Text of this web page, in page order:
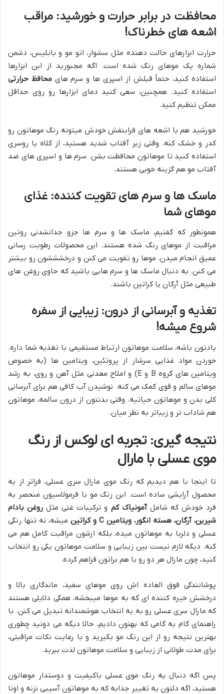
محافظت در برابر حرارت و خورشید: مراقب
اشعه های خطرناک!
حرارت ابزارهای حالت دهنده مثل سشوار، اتو مو و بابلیس، دشمن
شماره یک موهای رنگ شده است. اگه مجبورید از این ابزارها
استفاده کنید، حتماً قبلش از اسپری ها و سرم هایمحافظ حرارتی
استفاده کنید. همچنین، سعی کنید دمای ابزارها رو روی حداقل
ممکن تنظیم کنید.
خورشید هم با اشعه های فرابنفش خودش میتونه رنگ موهاتون رو
کدر و خشک کنه. وقتی زیر آفتاب شدید هستید، از کلاه یا روسری
استفاده کنید تا موهاتون محافظت بشن. سرم ها و اسپری های ضد
آفتاب مو هم گزینه خوبی هستند.
ماسک ها و سرم های تقویت کننده: غذای
موهای شما
همونطور که گفتیم، ماسک ها و سرم ها جزو جدانشدنی روتین
مراقبت از موهای رنگ شده هستند. این محصولات رطوبت رسانی
عمیق انجام میدن، موها رو تقویت می کنن و درخشششون رو بیشتر
می کنن. به دنبال ماسک ها و سرم هایی باشید که حاوی روغن های
طبیعی مثل آرگان یا کراتین باشند.
تغذیه و آبرسانی از درون: زیبایی از سفره
شروع میشه!
یادتون باشه، سلامت موهاتون ارتباط مستقیمی با تغذیه شما داره.
خوردن مواد غذایی سرشار از پروتئین، ویتامین ها (به خصوص
ویتامین های گروه B و E) و املاح معدنی مثل آهن و روی، به رشد
موهای سالم و قوی کمک می کنه. نوشیدن آب کافی هم برای آبرسانی
کلی بدن و موهاتون حیاتیه. وقتی بدنتون از درون سالمه، موهاتون
هم شاداب تر و زیباتر به نظر میان.
نتیجه گیری: تجربه ای لوکس از رنگ
موی عسلی با مارال
تا اینجا با هم دیدیم که رنگ موی مارال سری عسلی، فراتر از یه
محصول آرایشی ساده است. این رنگ مو با فرمولاسیون منحصر به
فرد خودش که شاملآمونیاک کم و ترکیبات غنی مثل روغن بادام
شیرین، آرگان، هسته انگور، ویتامین C و کراتین
میشه، نه تنها رنگی
عسلی و دلربا به موهاتون میده، بلکه ازشون مراقبت کامل هم می
کنه. دیگه لازم نیست بین زیبایی و سلامت موهاتون یکی رو انتخاب
کنید، چون مارال هر دو رو با هم براتون فراهم کرده.
پوشانندگی فوق العاده اش روی موهای سفید، ماندگاری بالا و
درخشش خیره کننده ای که به موها میبخشه، همگی دلایلی هستند
که مارال سری عسلی رو به یه انتخاب هوشمندانه تبدیل می کنن. با
راهنمای گام به گامی که بهتون دادیم، حالا دیگه می دونید چطوری
بهترین نتیجه رو از این رنگ مو بگیرید و با رعایت نکات مراقبتی،
برای مدت طولانی از زیبایی و سلامت موهاتون لذت ببرید.
پس اگه دنبال یه رنگ موی عسلی باکیفیت و دوستدار موهاتون
هستید، اگه دلتون یه تغییر جذابه که به موهاتون آسیبی نزنه و اونا